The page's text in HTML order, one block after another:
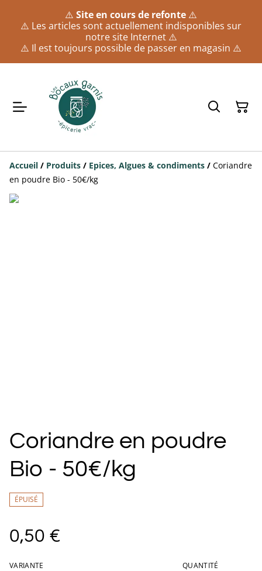
⚠️ Site en cours de refonte ⚠️
⚠️ Les articles sont actuellement indisponibles sur
notre site Internet ⚠️
⚠️ Il est toujours possible de passer en magasin ⚠️
Accueil / Produits / Epices, Algues & condiments / Coriandre
en poudre Bio - 50€/kg
Coriandre en poudre
Bio - 50€/kg
ÉPUISÉ
0,50 €
VARIANTE QUANTITÉ